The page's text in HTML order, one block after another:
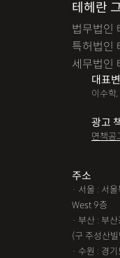
테헤란
법무법인
특허법인
세무법인
대표
이수학
광고
면책공
주소
· 서울 : 서
West 9층
· 부산 : 부
(구 주성산
· 수원 : 경